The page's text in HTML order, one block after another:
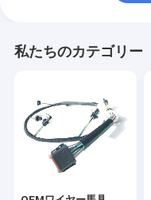
私たちのカテゴリー